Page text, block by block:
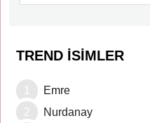
TREND İSIMLER
Emre
Nurdanay